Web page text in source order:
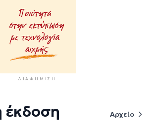
ΔΙΑΦΉΜΙΣΗ
έκδοση Αρχείο